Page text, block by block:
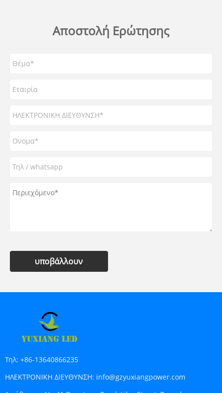
Αποστολή Ερώτησης
υποβάλλουν
Τηλ: +86-13640866235
ΗΛΕΚΤΡΟΝΙΚΗ ΔΙΕΥΘΥΝΣΗ: info@gzyuxiangpower.com